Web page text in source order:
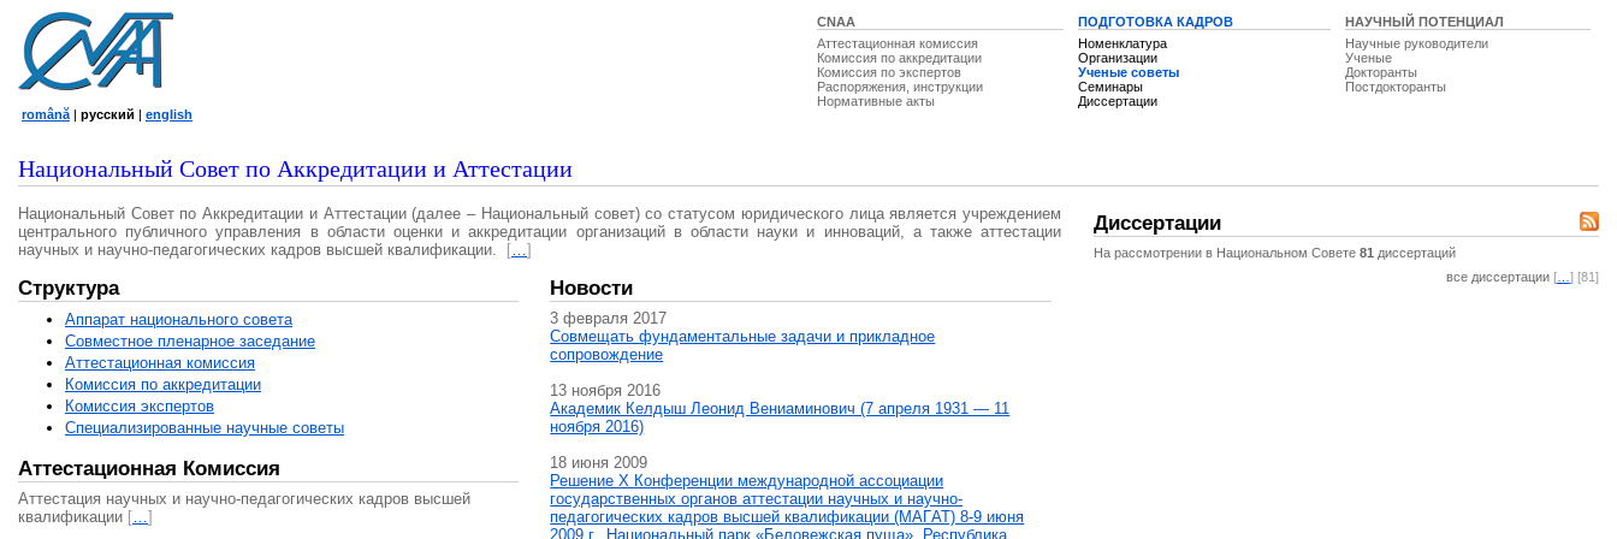
CNAA
Аттестационная комиссия
Комиссия по аккредитации
Комиссия по экспертов
Распоряжения, инструкции
Нормативные акты
ПОДГОТОВКА КАДРОВ
Номенклатура
Организации
Ученые советы
Семинары
Диссертации
НАУЧНЫЙ ПОТЕНЦИАЛ
Научные руководители
Ученые
Докторанты
Постдокторанты
română | русский | english
Национальный Совет по Аккредитации и Аттестации
Национальный Совет по Аккредитации и Аттестации (далее – Национальный совет) со статусом юридического лица является учреждением
центрального публичного управления в области оценки и аккредитации организаций в области науки и инноваций, а также аттестации
научных и научно-педагогических кадров высшей квалификации.
[…]
Структура
Аппарат национального совета
Совместное пленарное заседание
Аттестационная комисcия
Комиссия по аккредитации
Комиссия экспертов
Специализированные научные советы
Аттестационная Комиссия
Аттестация научных и научно-педагогических кадров высшей
квалификации […]
Новости
3 февраля 2017
Совмещать фундаментальные задачи и прикладное
сопровождение
13 ноября 2016
Академик Келдыш Леонид Вениаминович (7 апреля 1931 — 11
ноября 2016)
18 июня 2009
Решение X Конференции международной ассоциации
государственных органов аттестации научных и научно-
педагогических кадров высшей квалификации (МАГAT) 8-9 июня
2009 г., Национальный парк «Беловежская пуща», Республика
Диссертации
На рассмотрении в Национальном Совете 81 диссертаций
все диссертации [ ] [81]